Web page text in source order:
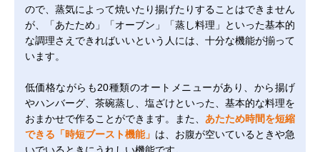
ので、蒸気によって焼いたり揚げたりすることはできません
が、「あたため」「オーブン」「蒸し料理」といった基本的
な調理さえできればいいという人には、十分な機能が揃って
います。
低価格ながらも20種類のオートメニューがあり、から揚げ
やハンバーグ、茶碗蒸し、塩ざけといった、基本的な料理を
おまかせで作ることができます。また、 あたため時間を短縮
できる「時短ブースト機能」 は、お腹が空いているときや急